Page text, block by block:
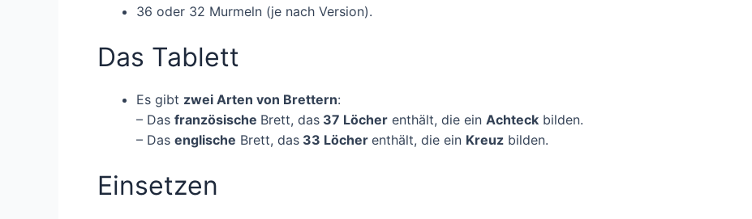
36 oder 32 Murmeln (je nach Version).
Das Tablett
Es gibt zwei Arten von Brettern:
– Das französische Brett, das 37 Löcher enthält, die ein Achteck bilden.
– Das englische Brett, das 33 Löcher enthält, die ein Kreuz bilden.
Einsetzen